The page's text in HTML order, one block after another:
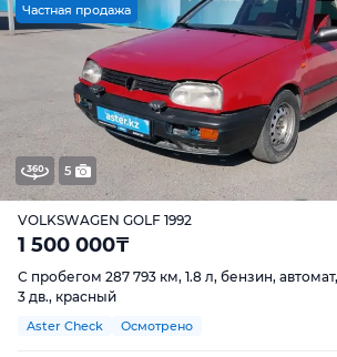
Частная продажа
5
VOLKSWAGEN GOLF 1992
1 500 000₸
С пробегом 287 793 км, 1.8 л, бензин,
3 дв., красный
Aster Check Осмотрено